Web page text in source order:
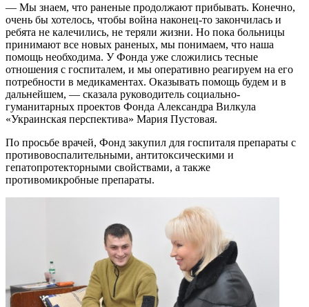
— Мы знаем, что раненые продолжают прибывать. Конечно,
очень бы хотелось, чтобы война наконец-то закончилась и
ребята не калечились, не теряли жизни. Но пока больницы
принимают все новых раненых, мы понимаем, что наша
помощь необходима. У Фонда уже сложились тесные
отношения с госпиталем, и мы оперативно реагируем на его
потребности в медикаментах. Оказывать помощь будем и в
дальнейшем, — сказала руководитель социально-
гуманитарных проектов Фонда Александра Вилкула
«Украинская перспектива» Мария Пустовая.
По просьбе врачей, Фонд закупил для госпиталя препараты с
противовоспалительными, антитоксическими и
гепатопротекторными свойствами, а также
противомикробные препараты.